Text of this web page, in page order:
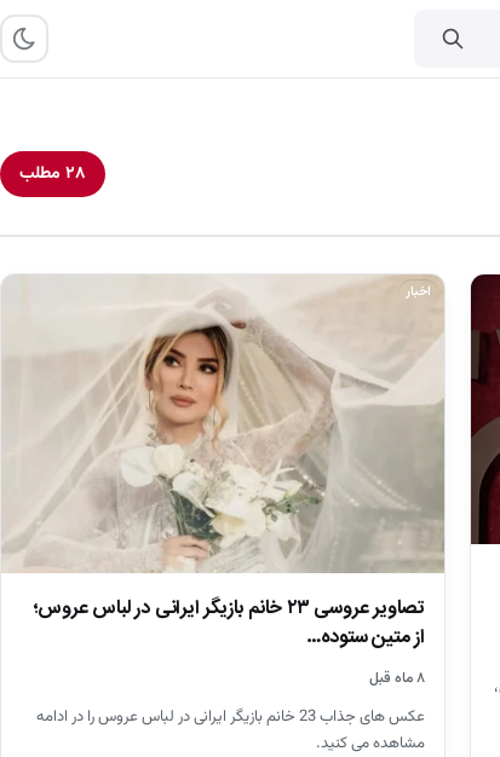
۲۸ مطلب
اخبار
تصاویر عروسی ۲۳ خانم بازیگر ایرانی در لباس عروس؛
از متین ستوده…
۸ ماه قبل
عکس های جذاب 23 خانم بازیگر ایرانی در لباس عروس را در ادامه
مشاهده می کنید.